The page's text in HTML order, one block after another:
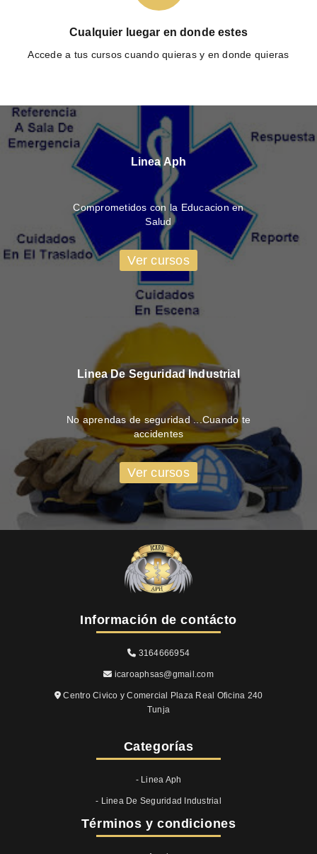
Cualquier luegar en donde estes
Accede a tus cursos cuando quieras y en donde quieras
Linea Aph
Comprometidos con la Educacion en
Salud
Ver cursos
Linea De Seguridad Industrial
No aprendas de seguridad ...Cuando te
accidentes
Ver cursos
Información de contácto
3164666954
icaroaphsas@gmail.com
Centro Civico y Comercial Plaza Real Oficina 240
Tunja
Categorías
- Linea Aph
- Linea De Seguridad Industrial
Términos y condiciones